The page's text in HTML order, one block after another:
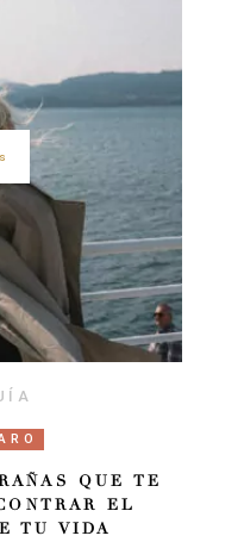
QUE TE
EL
TU VIDA